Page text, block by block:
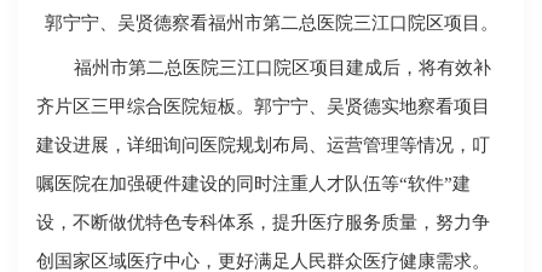
郭宁宁、吴贤德察看福州市第二总医院三江口院区项目。
福州市第二总医院三江口院区项目建成后，将有效补
齐片区三甲综合医院短板。郭宁宁、吴贤德实地察看项目
建设进展，详细询问医院规划布局、运营管理等情况，叮
嘱医院在加强硬件建设的同时注重人才队伍等“软件”建
设，不断做优特色专科体系，提升医疗服务质量，努力争
创国家区域医疗中心，更好满足人民群众医疗健康需求。